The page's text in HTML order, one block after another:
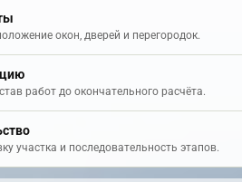
окон, дверей и перегородок.
работ до окончательного расчёта.
участка и последовательность этапов.